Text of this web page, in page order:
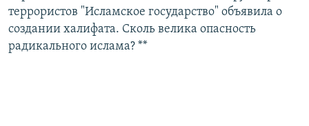
террористов "Исламское государство" объявила о
создании халифата. Сколь велика опасность
радикального ислама? **